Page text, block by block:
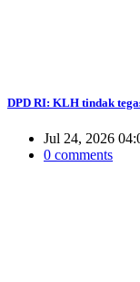
DPD RI: KLH tindak
Jul 24, 2026
0 comments